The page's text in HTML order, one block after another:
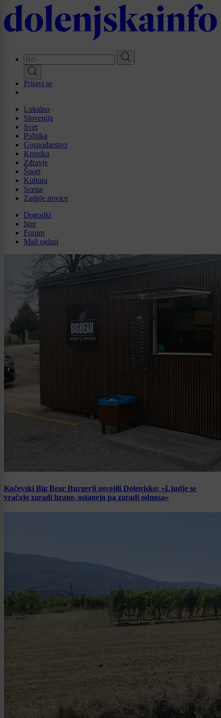
Skip
to
main
Prijavi se
Lokalno
Slovenija
Svet
Politika
Gospodarstvo
Kronika
Zdravje
Šport
Kultura
Scena
Zadnje novice
Dogodki
Igre
Forum
Mali oglasi
Kočevski Big Bear Burgerji osvojili Dolenjsko: »Ljudje se
vračajo zaradi hrane, ostanejo pa zaradi odnosa«